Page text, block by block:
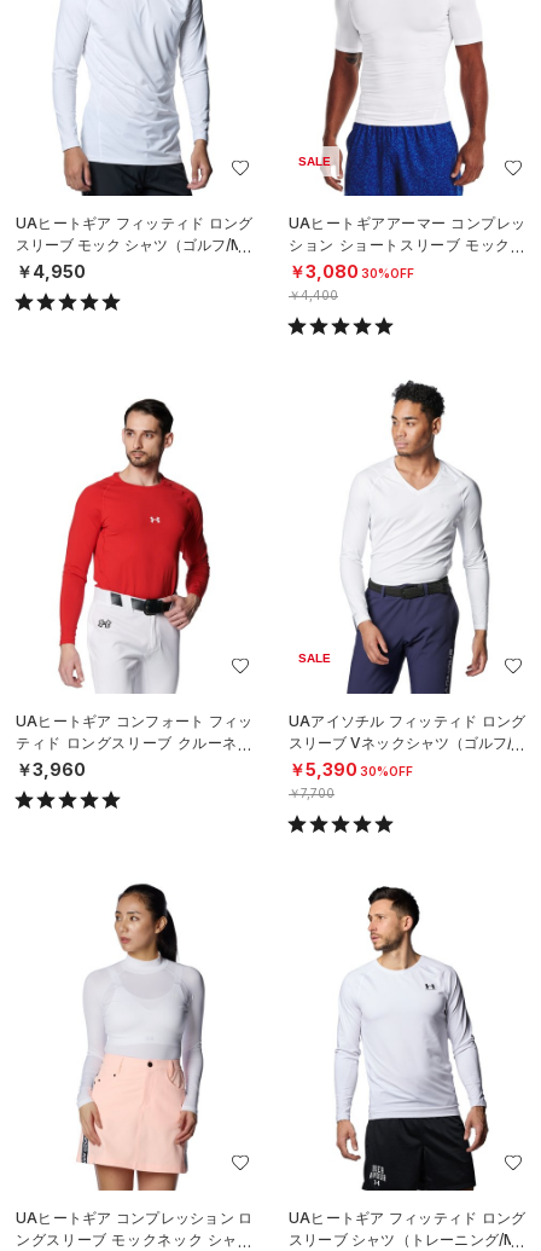
UAヒートギア フィッティド ロング
スリーブ モック シャツ（ゴルフ/ME
N）
￥4,950
SALE
UAヒートギアアーマー コンプレッ
ション ショートスリーブ モックネ
ック シャツ（トレーニング/MEN）
￥3,080 30%OFF
￥4,400
UAヒートギア コンフォート フィッ
ティド ロングスリーブ クルーネッ
ク シャツ（ベースボール/MEN）
￥3,960
SALE
UAアイソチル フィッティド ロング
スリーブ Vネックシャツ（ゴルフ/M
EN）
￥5,390 30%OFF
￥7,700
UAヒートギア コンプレッション ロ
ングスリーブ モックネック シャツ
UAヒートギア フィッティド ロング
スリーブ シャツ（トレーニング/ME